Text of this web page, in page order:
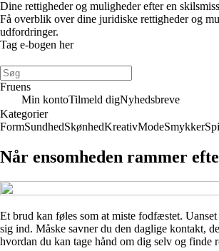
Dine rettigheder og muligheder efter en
Få overblik over dine juridiske rettigheder og
udfordringer.
Tag e-bogen her
Fruens
Min kontoTilmeld digNyhedsbreve
Kategorier
FormSundhedSkønhedKreativModeSmykker
Når ensomheden rammer
Et brud kan føles som at miste fodfæstet.
sig ind. Måske savner du den daglige kontakt,
hvordan du kan tage hånd om dig selv og finde